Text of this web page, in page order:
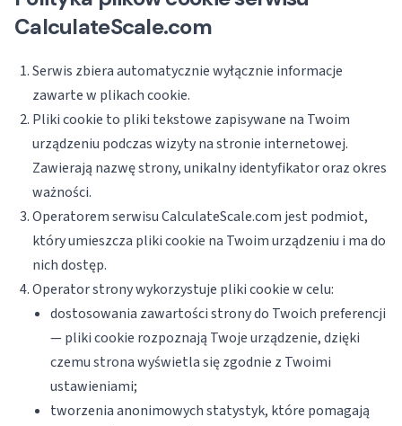
CalculateScale.com
Serwis zbiera automatycznie wyłącznie informacje
zawarte w plikach cookie.
Pliki cookie to pliki tekstowe zapisywane na Twoim
urządzeniu podczas wizyty na stronie internetowej.
Zawierają nazwę strony, unikalny identyfikator oraz okres
ważności.
Operatorem serwisu CalculateScale.com jest podmiot,
który umieszcza pliki cookie na Twoim urządzeniu i ma do
nich dostęp.
Operator strony wykorzystuje pliki cookie w celu:
dostosowania zawartości strony do Twoich preferencji
— pliki cookie rozpoznają Twoje urządzenie, dzięki
czemu strona wyświetla się zgodnie z Twoimi
ustawieniami;
tworzenia anonimowych statystyk, które pomagają